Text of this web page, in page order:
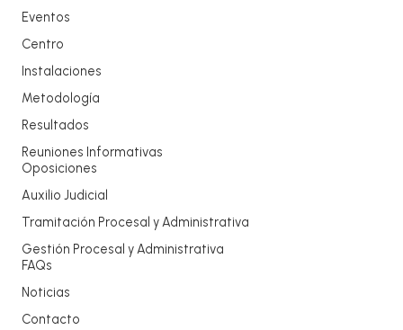
Eventos
Centro
Instalaciones
Metodología
Resultados
Reuniones Informativas
Oposiciones
Auxilio Judicial
Tramitación Procesal y Administrativa
Gestión Procesal y Administrativa
FAQs
Noticias
Contacto